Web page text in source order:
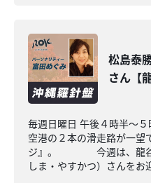
松島泰
さん【
毎週日曜日 午後４時半～
空港の２本の滑走路が一望
ジ』。 今週は、龍谷大
しま・やすかつ）さんをお